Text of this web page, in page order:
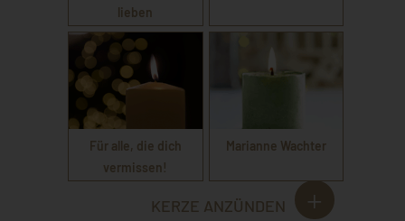
lieben
Für alle, die dich
vermissen!
Marianne Wachter
KERZE ANZÜNDEN